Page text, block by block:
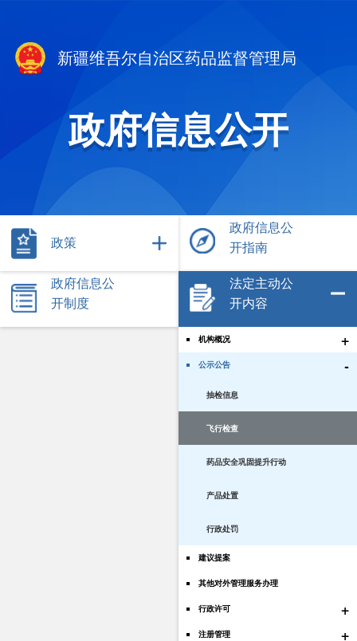
新疆维吾尔自治区药品监督管理局
政府信息公开
政策
政府信息公
开指南
政府信息公
开制度
法定主动公
开内容
机构概况 +
公示公告 -
抽检信息
飞行检查
药品安全巩固提升行动
产品处置
行政处罚
建议提案
其他对外管理服务办理
行政许可 +
注册管理 +